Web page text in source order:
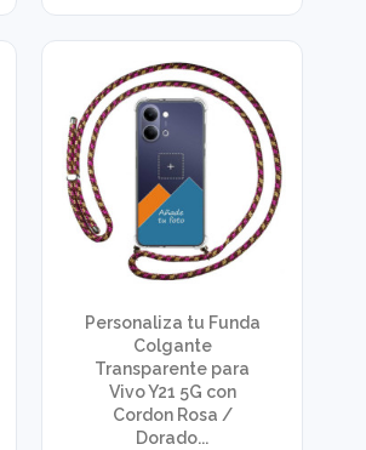
Personaliza tu Funda
Colgante
Transparente para
Vivo Y21 5G con
Cordon Rosa /
Dorado...